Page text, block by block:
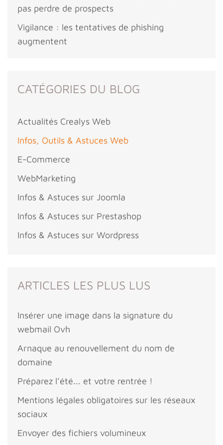
pas perdre de prospects
Vigilance : les tentatives de phishing
augmentent
CATÉGORIES DU BLOG
Actualités Crealys Web
Infos, Outils & Astuces Web
E-Commerce
WebMarketing
Infos & Astuces sur Joomla
Infos & Astuces sur Prestashop
Infos & Astuces sur Wordpress
ARTICLES LES PLUS LUS
Insérer une image dans la signature du
webmail Ovh
Arnaque au renouvellement du nom de
domaine
Préparez l’été... et votre rentrée !
Mentions légales obligatoires sur les réseaux
sociaux
Envoyer des fichiers volumineux